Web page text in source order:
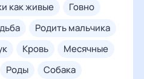
как живые
говно
родить мальчика
кровь
месячные
роды
собака